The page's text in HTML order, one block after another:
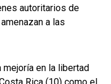
autoritarios de
a las
mejoría en la libertad
Rica (10) como el